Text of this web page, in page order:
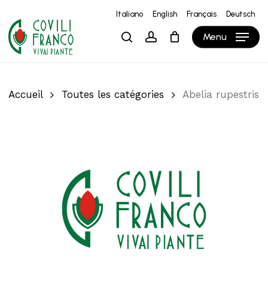
main
content
Italiano English Français Deutsch
searchaccount Menu
Panier Close
Cart
Accueil Toutes les catégories Abelia rupestris